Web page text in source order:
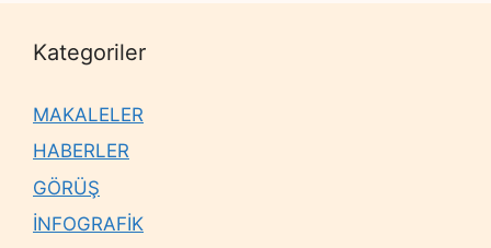
Kategoriler
MAKALELER
HABERLER
GÖRÜŞ
İNFOGRAFİK